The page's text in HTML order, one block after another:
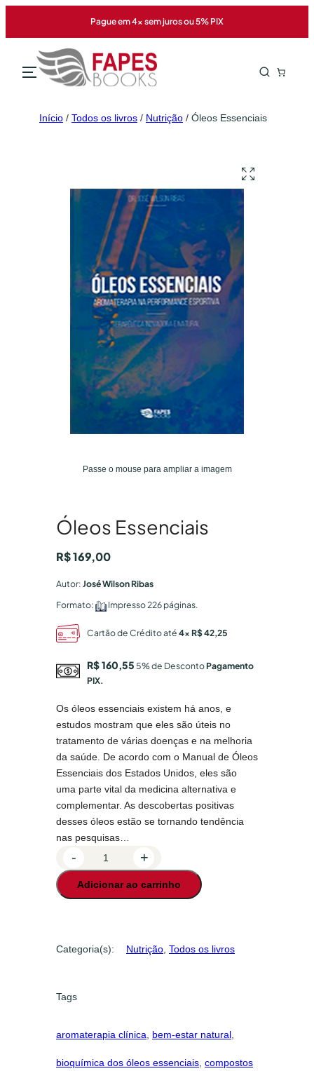
Pague em 4x sem juros ou 5% PIX
Início / Todos os livros / Nutrição / Óleos Essenciais
Passe o mouse para ampliar a imagem
Óleos Essenciais
R$169,00
Autor:José Wilson Ribas
Formato:
Impresso226 páginas.
Cartão de Crédito até4x R$ 42,25
R$ 160,555% de DescontoPagamento
PIX.
Os óleos essenciais existem há anos, e
estudos mostram que eles são úteis no
tratamento de várias doenças e na melhoria
da saúde. De acordo com o Manual de Óleos
Essenciais dos Estados Unidos, eles são
uma parte vital da medicina alternativa e
complementar. As descobertas positivas
desses óleos estão se tornando tendência
nas pesquisas…
e
s
i
- +
Adicionar ao carrinho
Categoria(s): Nutrição Todos os livros
Tags
aromaterapia clínica bem-estar natural
bioquímica dos óleos essenciais compostos